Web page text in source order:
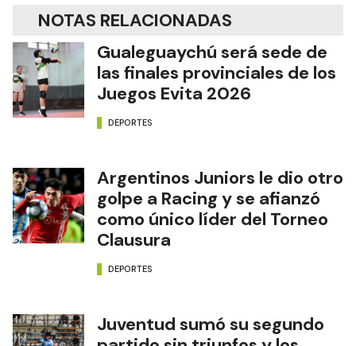
NOTAS RELACIONADAS
Gualeguaychú será sede de
las finales provinciales de los
Juegos Evita 2026
DEPORTES
Argentinos Juniors le dio otro
golpe a Racing y se afianzó
como único líder del Torneo
Clausura
DEPORTES
Juventud sumó su segundo